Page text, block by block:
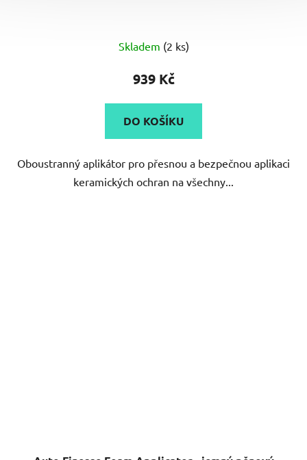
Skladem (2 ks)
939 Kč
DO KOŠÍKU
Oboustranný aplikátor pro přesnou a bezpečnou aplikaci
keramických ochran na všechny...